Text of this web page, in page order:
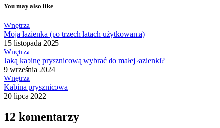
You may also like
Wnętrza
Moja łazienka (po trzech latach użytkowania)
15 listopada 2025
Wnętrza
Jaką kabinę prysznicową wybrać do małej łazienki?
9 września 2024
Wnętrza
Kabina prysznicowa
20 lipca 2022
12 komentarzy